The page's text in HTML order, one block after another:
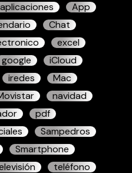
aplicaciones
App
Chat
excel
google
iCloud
iredes
Mac
navidad
pdf
Sampedros
Smartphone
teléfono